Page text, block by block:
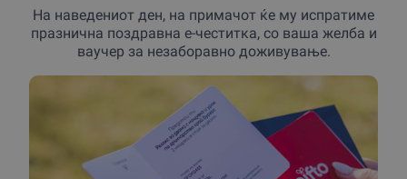
На наведениот ден, на примачот ќе му испратиме
празнична поздравна е-честитка, со ваша желба и
ваучер за незаборавно доживување.